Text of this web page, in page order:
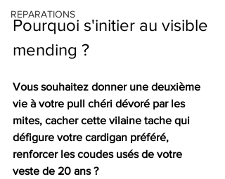
REPARATIONS
Pourquoi s'initier au visible
mending ?
Vous souhaitez donner une deuxième
vie à votre pull chéri dévoré par les
mites, cacher cette vilaine tache qui
défigure votre cardigan préféré,
renforcer les coudes usés de votre
veste de 20 ans ?